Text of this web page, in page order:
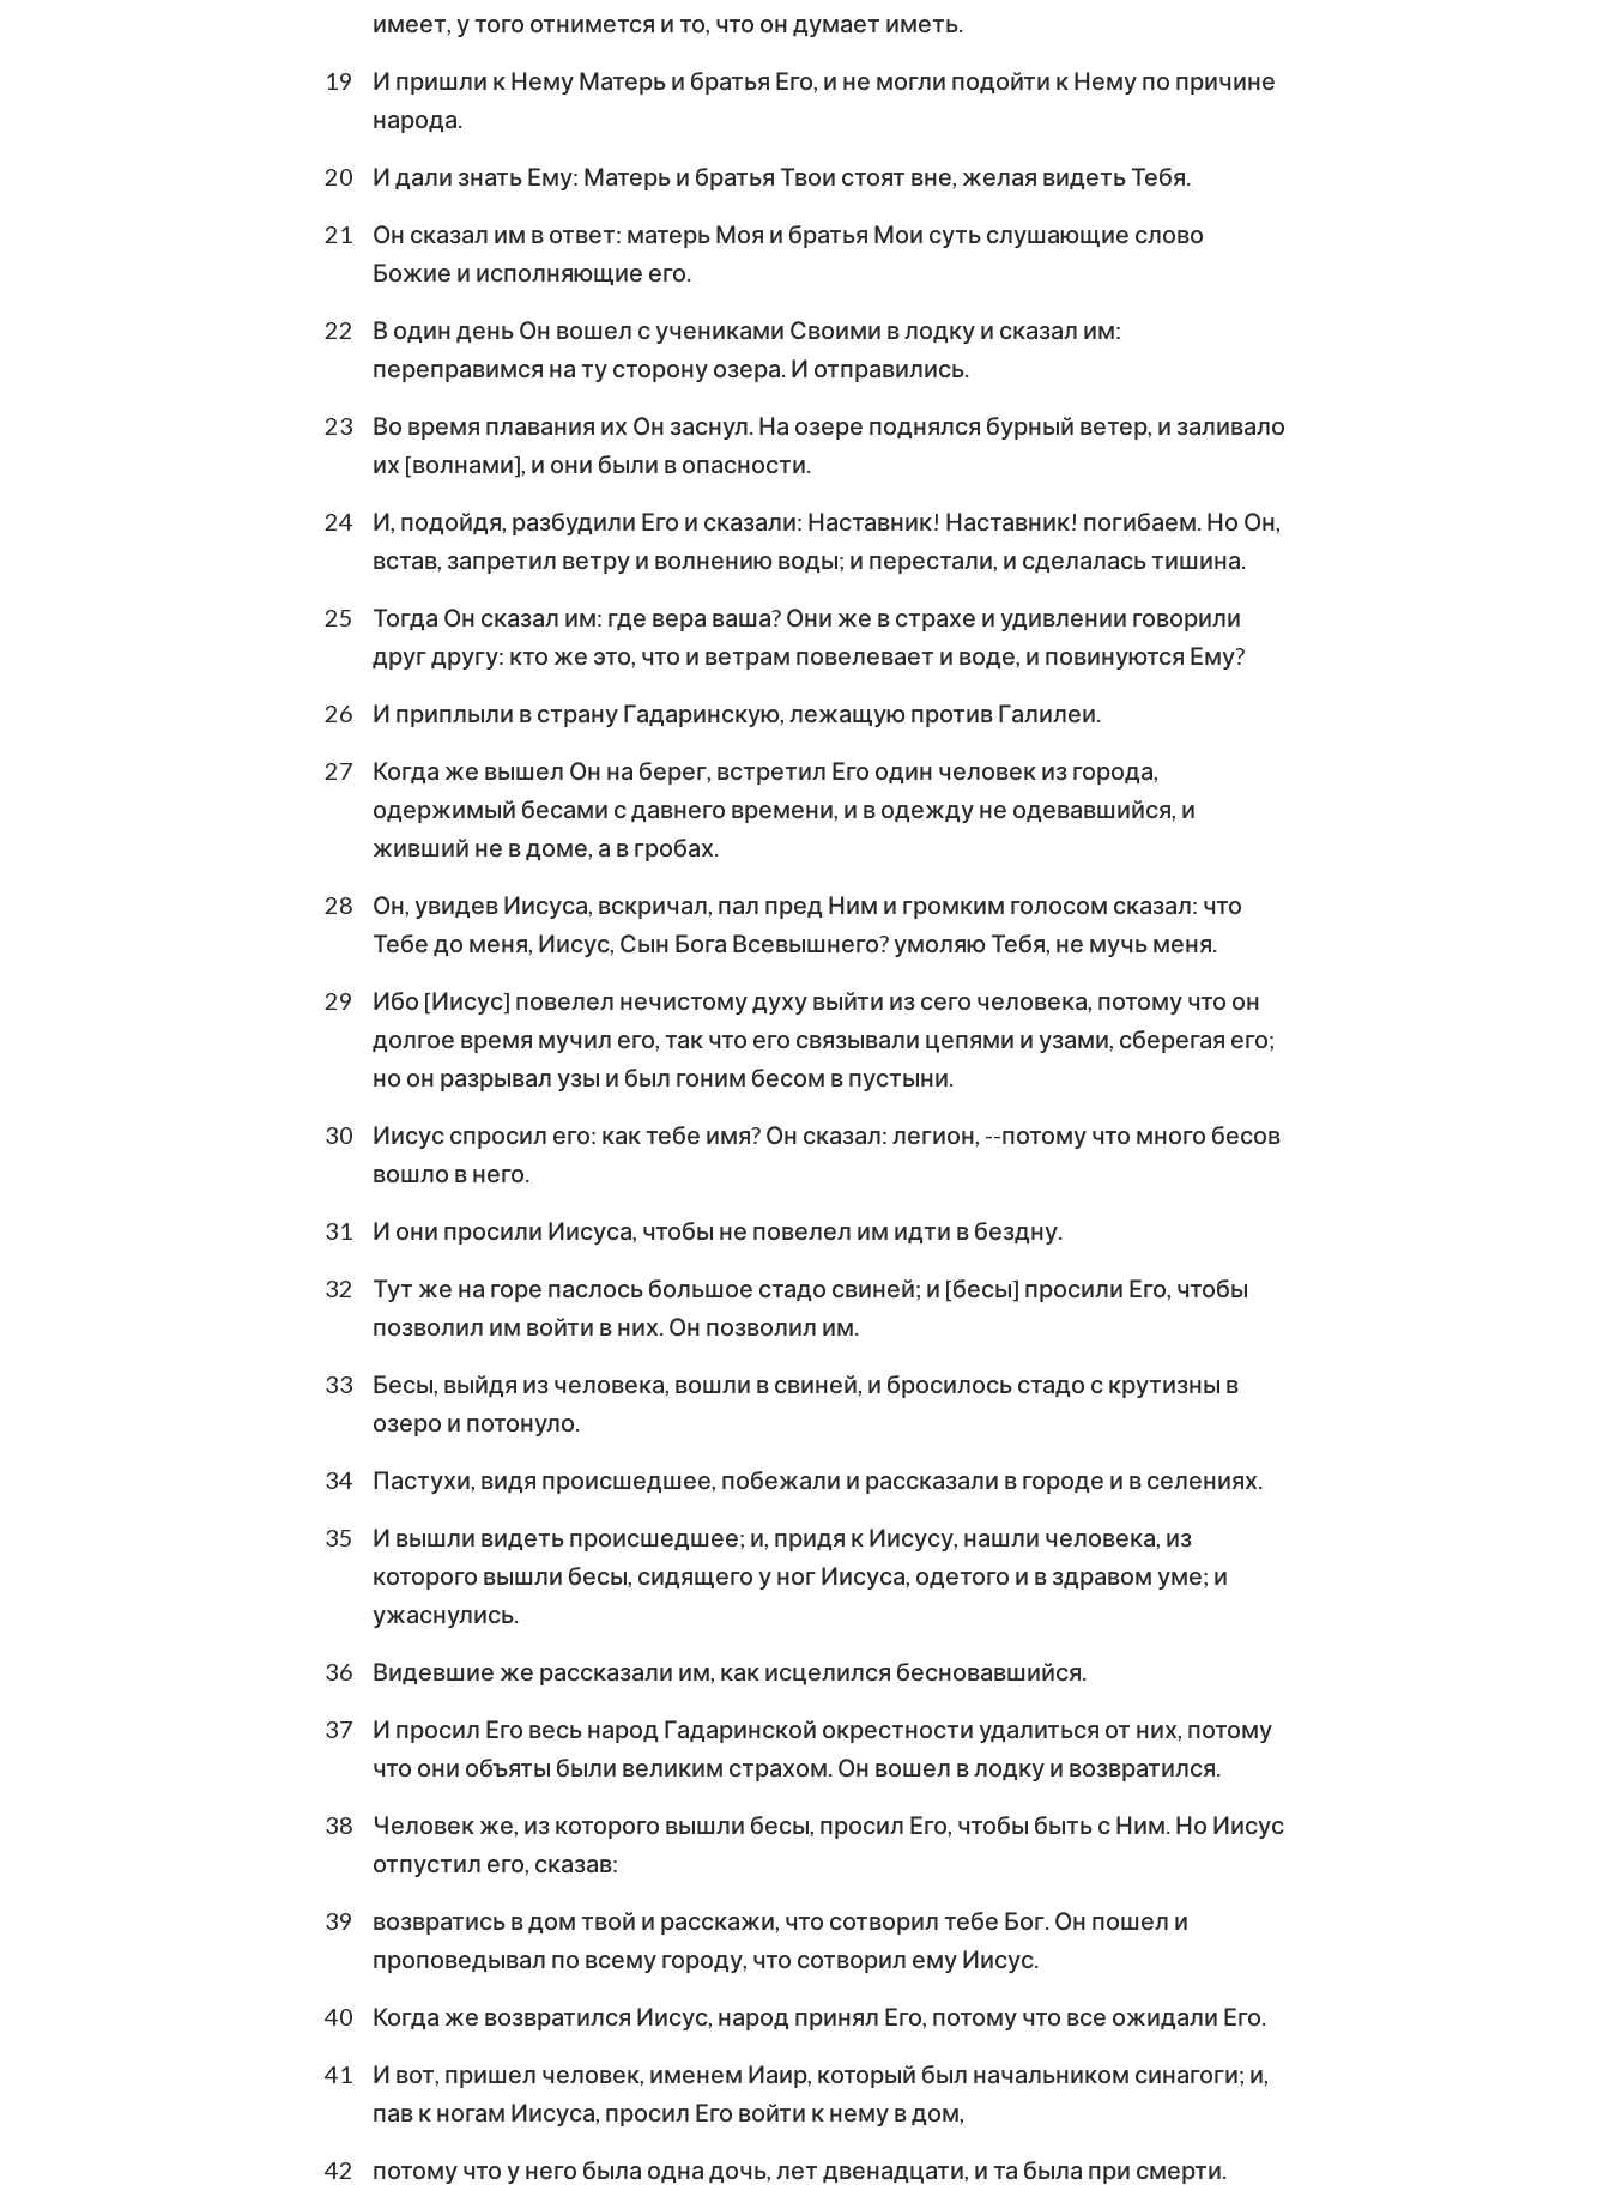
имеет, у того отнимется и то, что он думает иметь.
19
И пришли к Нему Матерь и братья Его, и не могли подойти к Нему по причине
народа.
20
И дали знать Ему: Матерь и братья Твои стоят вне, желая видеть Тебя.
21
Он сказал им в ответ: матерь Моя и братья Мои суть слушающие слово
Божие и исполняющие его.
22
В один день Он вошел с учениками Своими в лодку и сказал им:
переправимся на ту сторону озера. И отправились.
23
Во время плавания их Он заснул. На озере поднялся бурный ветер, и заливало
их [волнами], и они были в опасности.
24
И, подойдя, разбудили Его и сказали: Наставник! Наставник! погибаем. Но Он,
встав, запретил ветру и волнению воды; и перестали, и сделалась тишина.
25
Тогда Он сказал им: где вера ваша? Они же в страхе и удивлении говорили
друг другу: кто же это, что и ветрам повелевает и воде, и повинуются Ему?
26
И приплыли в страну Гадаринскую, лежащую против Галилеи.
27
Когда же вышел Он на берег, встретил Его один человек из города,
одержимый бесами с давнего времени, и в одежду не одевавшийся, и
живший не в доме, а в гробах.
28
Он, увидев Иисуса, вскричал, пал пред Ним и громким голосом сказал: что
Тебе до меня, Иисус, Сын Бога Всевышнего? умоляю Тебя, не мучь меня.
29
Ибо [Иисус] повелел нечистому духу выйти из сего человека, потому что он
долгое время мучил его, так что его связывали цепями и узами, сберегая его;
но он разрывал узы и был гоним бесом в пустыни.
30
Иисус спросил его: как тебе имя? Он сказал: легион, --потому что много бесов
вошло в него.
31
И они просили Иисуса, чтобы не повелел им идти в бездну.
32
Тут же на горе паслось большое стадо свиней; и [бесы] просили Его, чтобы
позволил им войти в них. Он позволил им.
33
Бесы, выйдя из человека, вошли в свиней, и бросилось стадо с крутизны в
озеро и потонуло.
34
Пастухи, видя происшедшее, побежали и рассказали в городе и в селениях.
35
И вышли видеть происшедшее; и, придя к Иисусу, нашли человека, из
которого вышли бесы, сидящего у ног Иисуса, одетого и в здравом уме; и
ужаснулись.
36
Видевшие же рассказали им, как исцелился бесновавшийся.
37
И просил Его весь народ Гадаринской окрестности удалиться от них, потому
что они объяты были великим страхом. Он вошел в лодку и возвратился.
38
Человек же, из которого вышли бесы, просил Его, чтобы быть с Ним. Но Иисус
отпустил его, сказав:
39
возвратись в дом твой и расскажи, что сотворил тебе Бог. Он пошел и
проповедывал по всему городу, что сотворил ему Иисус.
40
Когда же возвратился Иисус, народ принял Его, потому что все ожидали Его.
41
И вот, пришел человек, именем Иаир, который был начальником синагоги; и,
пав к ногам Иисуса, просил Его войти к нему в дом,
42
потому что у него была одна дочь, лет двенадцати, и та была при смерти.